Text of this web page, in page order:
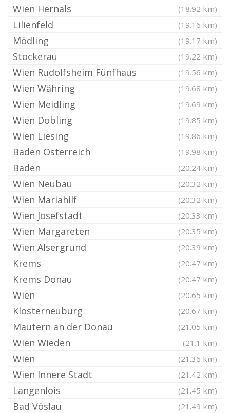
Wien Hernals (18.92 km)
Lilienfeld (19.16 km)
Mödling (19.17 km)
Stockerau (19.22 km)
Wien Rudolfsheim Fünfhaus (19.56 km)
Wien Währing (19.68 km)
Wien Meidling (19.69 km)
Wien Döbling (19.85 km)
Wien Liesing (19.86 km)
Baden Österreich (19.98 km)
Baden (20.24 km)
Wien Neubau (20.32 km)
Wien Mariahilf (20.32 km)
Wien Josefstadt (20.33 km)
Wien Margareten (20.35 km)
Wien Alsergrund (20.39 km)
Krems (20.47 km)
Krems Donau (20.47 km)
Wien (20.65 km)
Klosterneuburg (20.67 km)
Mautern an der Donau (21.05 km)
Wien Wieden (21.1 km)
Wien (21.36 km)
Wien Innere Stadt (21.42 km)
Langenlois (21.45 km)
Bad Vöslau (21.49 km)